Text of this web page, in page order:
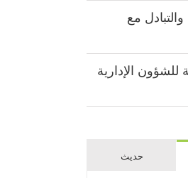
مع
للشؤون الإدارية
حديث